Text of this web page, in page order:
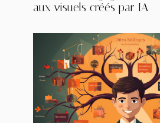
aux visuels créés par IA